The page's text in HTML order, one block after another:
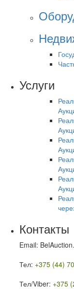
Услуги
Контакты
Email:
Тел: +375 (44)
Тел/Viber: +375